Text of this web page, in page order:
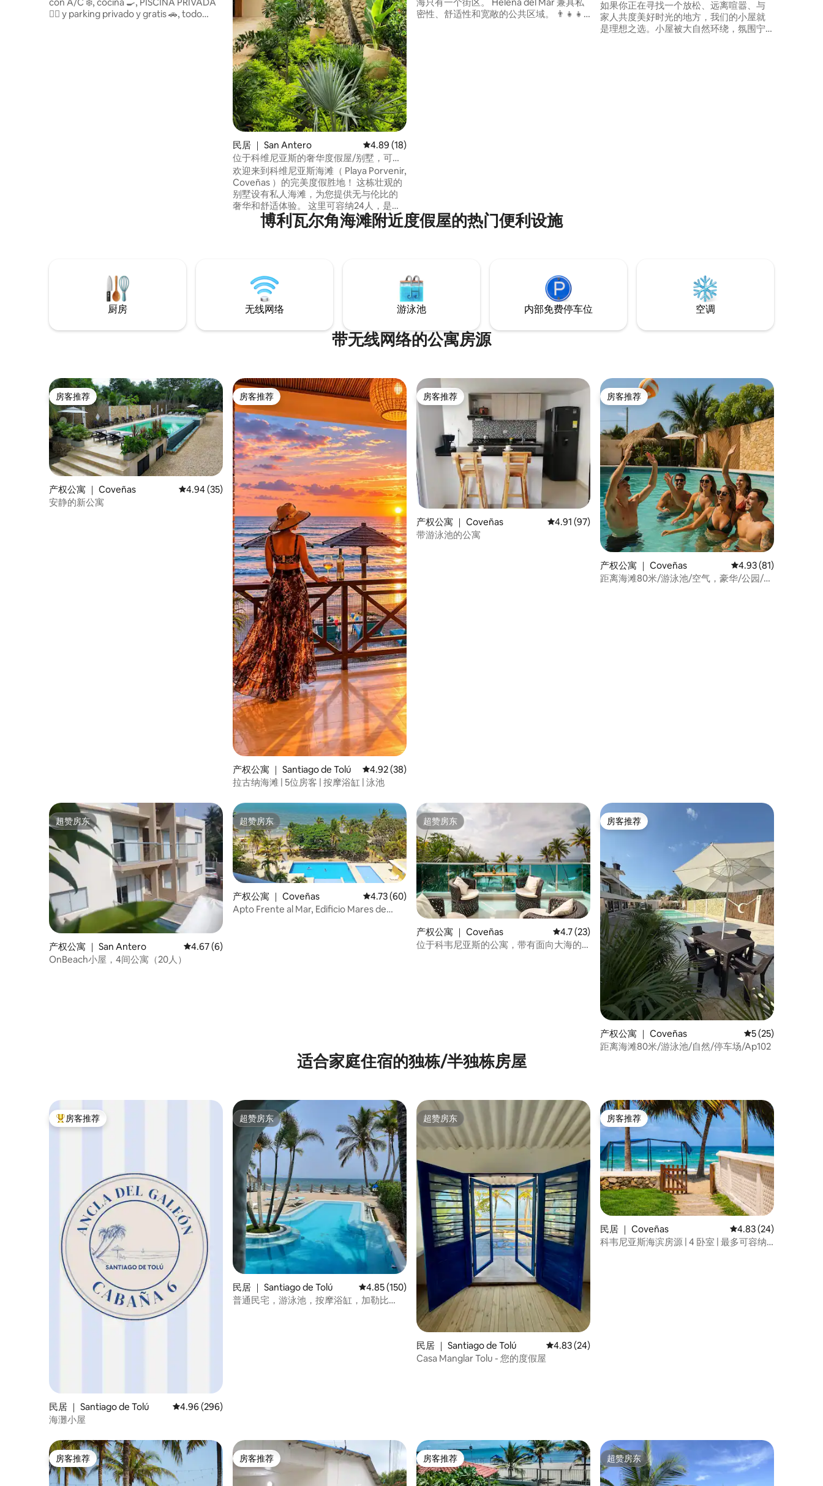
🏊‍♂️ y parking privado y gratis 🚗, todo
民居 ｜ San Antero 平均评分 4.89 分（满分 5 分），共 18 条评价
4.89 (18)
位于科维尼亚斯的奢华度假屋/别墅，可住
24人/私人海滩
欢迎来到科维尼亚斯海滩（ Playa Porvenir,
Coveñas ）的完美度假胜地！ 这栋壮观的
别墅设有私人海滩，为您提供无与伦比的
奢华和舒适体验。 这里可容纳24人，是家
庭聚会、与朋友度假或任何您想庆祝的特
殊场合的理想目的地。 -管家提供24小时安
和穆库拉岛（ Mucura islands ）仅1
密性、舒适性和宽敞的公共区域。 👨‍👧‍👧
如果你正在寻找一个放松、远离喧嚣、与
家人共度美好时光的地方，我们的小屋就
是理想之选。小屋被大自然环绕，氛围宁
博利瓦尔角海滩附近度假屋的热门便利设施
厨房 无线网络 游泳池 内部免费停车位 空调
带无线网络的公寓房源
房客推荐
房客推荐
产权公寓 ｜ Coveñas 平均评分 4.94 分（满分 5 分），共 35 条评价
4.94 (35)
安静的新公寓
房客推荐
房客推荐
产权公寓 ｜ Santiago de Tolú 平均评分 4.92 分（满分 5 分），共 38 条评价
4.92 (38)
拉古纳海滩 | 5位房客 | 按摩浴缸 | 泳池
房客推荐
房客推荐
产权公寓 ｜ Coveñas 平均评分 4.91 分（满分 5 分），共 97 条评价
4.91 (97)
带游泳池的公寓
房客推荐
房客推荐
产权公寓 ｜ Coveñas 平均评分 4.93 分（满
4.93 (81)
距离海滩80米/游泳池/空气，豪华/公园/无
超赞房东
超赞房东
产权公寓 ｜ San Antero 平均评分 4.67 分（满分 5 分），共 6 条评价
4.67 (6)
OnBeach小屋，4间公寓（20人）
超赞房东
超赞房东
产权公寓 ｜ Coveñas 平均评分 4.73 分（满分 5 分），共 60 条评价
4.73 (60)
Apto Frente al Mar, Edificio Mares de
超赞房东
超赞房东
产权公寓 ｜ Coveñas 平均评分 4.7 分（满分 5 分），共 23 条评价
4.7 (23)
位于科韦尼亚斯的公寓，带有面向大海的
房客推荐
房客推荐
产权公寓 ｜ Coveñas 平均评分 5 分（满
5 (25)
距离海滩80米/游泳池/自然/停车场/Ap102
适合家庭住宿的独栋/半独栋房屋
热门「房客推荐」
房客推荐
民居 ｜ Santiago de Tolú 平均评分 4.96 分（满分 5 分），共 296 条评价
4.96 (296)
海灘小屋
超赞房东
超赞房东
民居 ｜ Santiago de Tolú 平均评分 4.85 分（满分 5 分），共 150 条评价
4.85 (150)
普通民宅，游泳池，按摩浴缸，加勒比
超赞房东
超赞房东
民居 ｜ Santiago de Tolú 平均评分 4.83 分（满分 5 分），共 24 条评价
4.83 (24)
Casa Manglar Tolu - 您的度假屋
房客推荐
房客推荐
民居 ｜ Coveñas 平均评分 4.83 分（满
4.83 (24)
科韦尼亚斯海滨房源 | 4 卧室 | 最多可容纳
房客推荐
房客推荐 房客推荐
房客推荐 房客推荐
房客推荐 超赞房东
超赞房东